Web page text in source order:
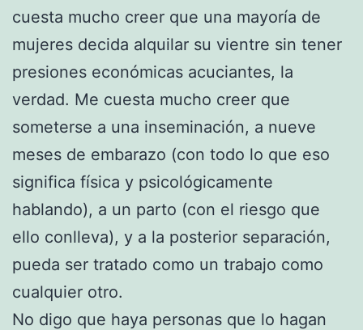
cuesta mucho creer que una mayoría de
mujeres decida alquilar su vientre sin tener
presiones económicas acuciantes, la
verdad. Me cuesta mucho creer que
someterse a una inseminación, a nueve
meses de embarazo (con todo lo que eso
significa física y psicológicamente
hablando), a un parto (con el riesgo que
ello conlleva), y a la posterior separación,
pueda ser tratado como un trabajo como
cualquier otro.
No digo que haya personas que lo hagan